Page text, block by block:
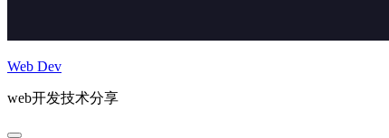
Web Dev
web开发技术分享